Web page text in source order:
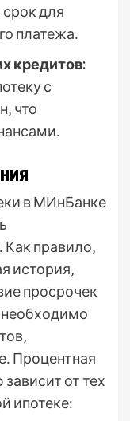
срок для
платежа․
кредитов:
с
что
в МИнБанке
правило‚
история‚
просрочек
необходимо
Процентная
от тех
ипотеке: